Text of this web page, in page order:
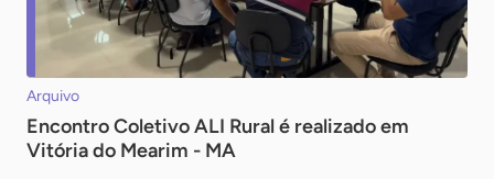
Arquivo
Encontro Coletivo ALI Rural é realizado em
Vitória do Mearim - MA